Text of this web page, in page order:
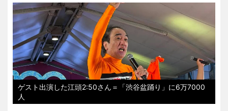
ゲスト出演した江頭2:50さん＝「渋谷盆踊り」に6万7000
人